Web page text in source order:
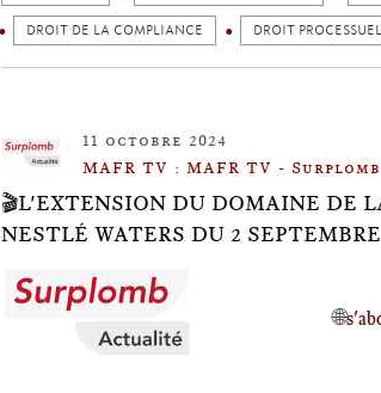
DROIT DE LA COMPLIANCE DROIT PROCESSUEL
11 octobre 2024
MAFR TV : MAFR TV - Surplomb
🎬L'EXTENSION DU DOMAINE DE
NESTLÉ WATERS DU 2
🌐